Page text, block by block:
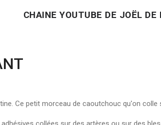
CHAINE YOUTUBE DE JOËL DE
Ce petit morceau de caoutchouc qu'on